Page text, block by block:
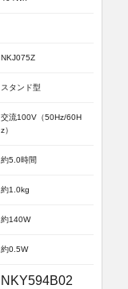
NKJ075Z
スタンド型
交流100V（50Hz/60H
z）
約5.0時間
約1.0kg
約140W
約0.5W
NKY594B02